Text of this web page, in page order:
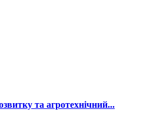
та агротехнічний...